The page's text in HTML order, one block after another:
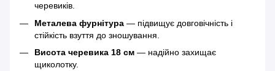
черевиків.
Металева фурнітура — підвищує довговічність і
стійкість взуття до зношування.
Висота черевика 18 см — надійно захищає
щиколотку.